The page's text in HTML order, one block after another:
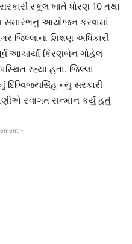
સ્કૂલ ખાતે ધોરણ 10 તથા
સમારંભનું આયોજન કરવામાં
શિક્ષણ અધિકારી
આચાર્યા કિરણબેન ગોહેલ
રહ્યા હતા. જિલ્લા
દિગ્વિજયસિંહ ન્યુ સરકારી
સ્વાગત સન્માન કર્યું હતું
-